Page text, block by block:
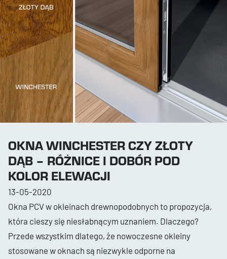
OKNA WINCHESTER CZY ZŁOTY
DĄB – RÓŻNICE I DOBÓR POD
KOLOR ELEWACJI
13-05-2020
Okna PCV w okleinach drewnopodobnych to propozycja,
która cieszy się niesłabnącym uznaniem. Dlaczego?
Przede wszystkim dlatego, że nowoczesne okleiny
stosowane w oknach są niezwykle odporne na